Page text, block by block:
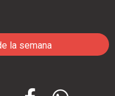
la semana